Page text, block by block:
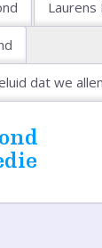
Laurens
dat we